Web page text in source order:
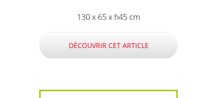
130 x 65 x h45 cm
DÉCOUVRIR CET ARTICLE